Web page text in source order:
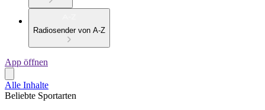
Radiosender von A-Z
App öffnen
Alle Inhalte
Beliebte Sportarten